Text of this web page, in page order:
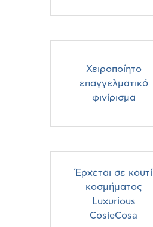
Χειροποίητο
επαγγελματικό
φινίρισμα
Έρχεται σε κουτί
κοσμήματος
Luxurious
CosieCosa